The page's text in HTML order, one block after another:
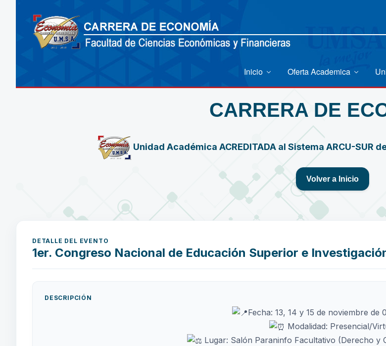
Inicio Oferta Academica
CARRERA DE
Unidad Académica ACREDITADA al Sistema ARCU-SUR
Volver a Inicio
DETALLE DEL EVENTO
1er. Congreso Nacional de Educación Superior e
DESCRIPCIÓN
Fecha: 13, 14 y 15 de noviembre de
Modalidad: Presencial/
Lugar: Salón Paraninfo Facultativo (Derecho y